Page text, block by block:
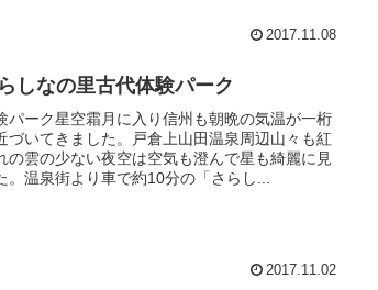
2017.11.08
しなの里古代体験パーク
パーク星空霜月に入り信州も朝晩の気温が一桁
づいてきました。戸倉上山田温泉周辺山々も紅
の雲の少ない夜空は空気も澄んで星も綺麗に見
。温泉街より車で約10分の「さらし...
2017.11.02